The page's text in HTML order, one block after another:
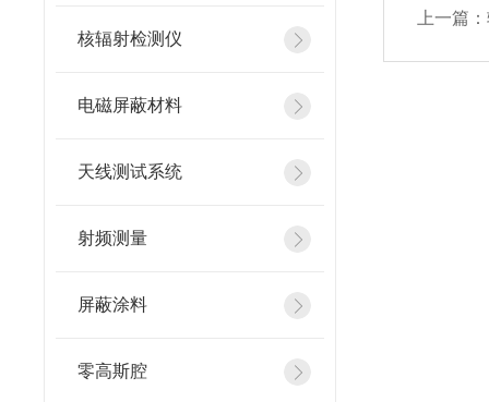
核辐射检测仪
电磁屏蔽材料
天线测试系统
射频测量
屏蔽涂料
零高斯腔
上一篇：